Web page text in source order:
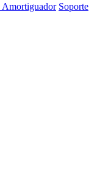
Amortiguador Soporte